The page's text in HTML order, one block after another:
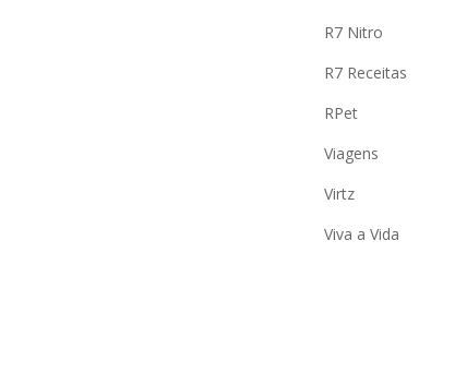
R7 Nitro
R7 Receitas
RPet
Viagens
Virtz
Viva a Vida